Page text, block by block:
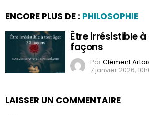
ENCORE PLUS DE : PHILOSOPHIE
Être irrésistible
façons
ParClément
7 janvier 2026,
LAISSER UN COMMENTAIRE